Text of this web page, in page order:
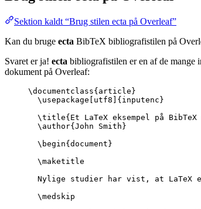
Sektion kaldt “Brug stilen ecta på Overleaf”
Kan du bruge ecta BibTeX bibliografistilen på
Svaret er ja! ecta bibliografistilen er en af de mange
dokument på Overleaf:
\documentclass{ article }
\usepackage
utf8 ]{ inputenc }
\title{Et LaTeX eksempel på
\author{John Smith}
\begin{ document }
\maketitle
Nylige studier har vist, at LaTeX
\medskip